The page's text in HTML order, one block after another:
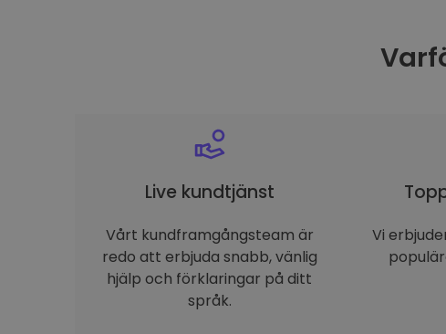
Live kundtjänst
Vårt kundframgångsteam är
redo att erbjuda snabb, vänlig
hjälp och förklaringar på ditt
språk.
Vi